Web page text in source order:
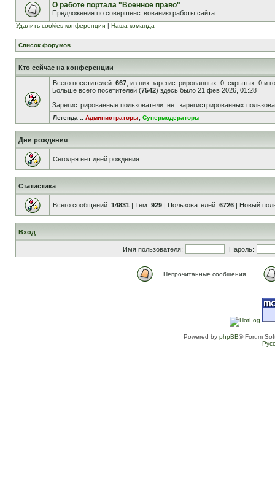
О работе портала "Военное право"
Предложения по совершенствованию работы сайта
Удалить cookies конференции | Наша команда
Список форумов
Кто сейчас на конференции
Всего посетителей: 667 , из них зарегистрированных: 0, скрытых: 0 и
Больше всего посетителей (7542) здесь было 21 фев 2026, 01:28
Зарегистрированные пользователи: нет зарегистрированных
Легенда :: Администраторы Супермодераторы
Дни рождения
Сегодня нет дней рождения.
Статистика
Всего сообщений: 14831 | Тем: 929 | Пользователей: 6726 | Новый
Вход
Имя пользователя: Пароль:
Непрочитанные сообщения
Powered by phpBB® Forum